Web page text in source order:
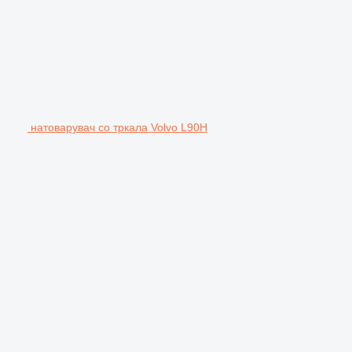
натоварувач со тркала Volvo L90H